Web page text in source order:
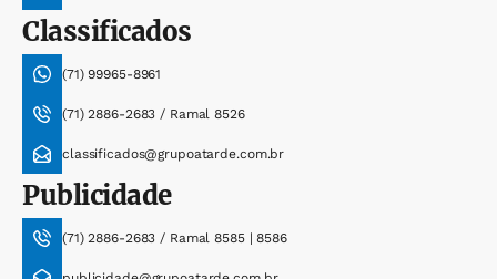
Classificados
(71) 99965-8961
(71) 2886-2683 / Ramal 8526
classificados@grupoatarde.com.br
Publicidade
(71) 2886-2683 / Ramal 8585 | 8586